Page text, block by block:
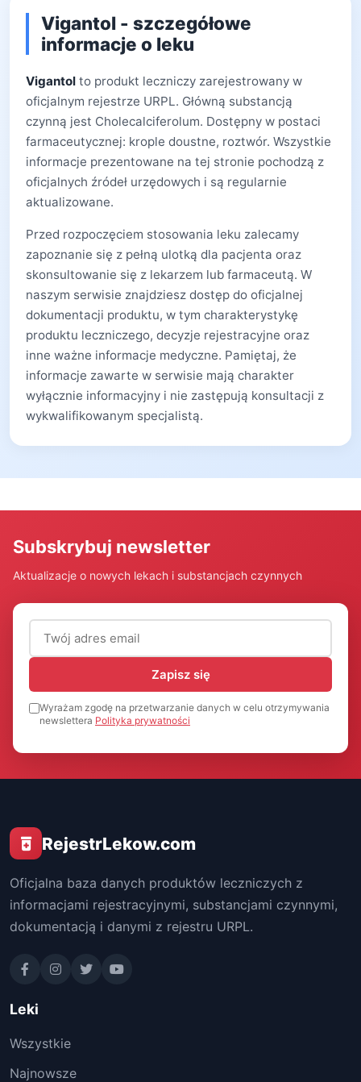
Vigantol - szczegółowe
informacje o leku
Vigantol to produkt leczniczy zarejestrowany w
oficjalnym rejestrze URPL. Główną substancją
czynną jest Cholecalciferolum. Dostępny w postaci
farmaceutycznej: krople doustne, roztwór. Wszystkie
informacje prezentowane na tej stronie pochodzą z
oficjalnych źródeł urzędowych i są regularnie
aktualizowane.
Przed rozpoczęciem stosowania leku zalecamy
zapoznanie się z pełną ulotką dla pacjenta oraz
skonsultowanie się z lekarzem lub farmaceutą. W
naszym serwisie znajdziesz dostęp do oficjalnej
dokumentacji produktu, w tym charakterystykę
produktu leczniczego, decyzje rejestracyjne oraz
inne ważne informacje medyczne. Pamiętaj, że
informacje zawarte w serwisie mają charakter
wyłącznie informacyjny i nie zastępują konsultacji z
wykwalifikowanym specjalistą.
Subskrybuj newsletter
Aktualizacje o nowych lekach i substancjach czynnych
Adres email (wymagany)
Zapisz się
Wyrażam zgodę na przetwarzanie danych w celu otrzymywania
newslettera Polityka prywatności
RejestrLekow.com
Oficjalna baza danych produktów leczniczych z
informacjami rejestracyjnymi, substancjami czynnymi,
dokumentacją i danymi z rejestru URPL.
Leki
Wszystkie
Najnowsze